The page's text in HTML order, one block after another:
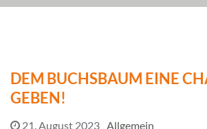
DEM BUCHSBAUM EINE
GEBEN!
21. August 2023 Allgemein